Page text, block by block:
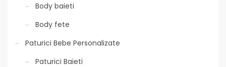
Body baieti
Body fete
Paturici Bebe Personalizate
Paturici Baieti